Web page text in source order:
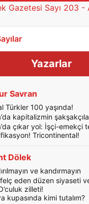
Yazarlar
Savran
Türkler 100 yaşında!
kapitalizmin
çıkar yol: İşçi-emekçi
Tricontinental!
Dölek
ve kandırmayın
eden düzen siyaseti
zilleti!
kupasında kimi tutalım?